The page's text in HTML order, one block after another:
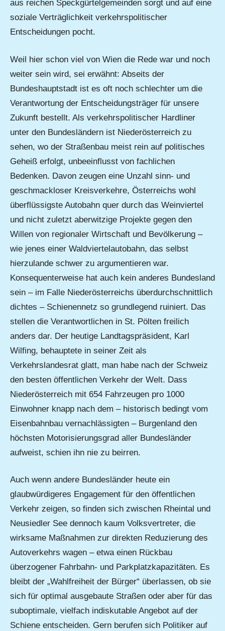
aus reichen Speckgürtelgemeinden sorgt und auf eine
soziale Verträglichkeit verkehrspolitischer
Entscheidungen pocht.
Weil hier schon viel von Wien die Rede war und noch
weiter sein wird, sei erwähnt: Abseits der
Bundeshauptstadt ist es oft noch schlechter um die
Verantwortung der Entscheidungsträger für unsere
Zukunft bestellt. Als verkehrspolitischer Hardliner
unter den Bundesländern ist Niederösterreich zu
sehen, wo der Straßenbau meist rein auf politisches
Geheiß erfolgt, unbeeinflusst von fachlichen
Bedenken. Davon zeugen eine Unzahl sinn- und
geschmackloser Kreisverkehre, Österreichs wohl
überflüssigste Autobahn quer durch das Weinviertel
und nicht zuletzt aberwitzige Projekte gegen den
Willen von regionaler Wirtschaft und Bevölkerung –
wie jenes einer Waldviertelautobahn, das selbst
hierzulande schwer zu argumentieren war.
Konsequenterweise hat auch kein anderes Bundesland
sein – im Falle Niederösterreichs überdurchschnittlich
dichtes – Schienennetz so grundlegend ruiniert. Das
stellen die Verantwortlichen in St. Pölten freilich
anders dar. Der heutige Landtagspräsident, Karl
Wilfing, behauptete in seiner Zeit als
Verkehrslandesrat glatt, man habe nach der Schweiz
den besten öffentlichen Verkehr der Welt. Dass
Niederösterreich mit 654 Fahrzeugen pro 1000
Einwohner knapp nach dem – historisch bedingt vom
Eisenbahnbau vernachlässigten – Burgenland den
höchsten Motorisierungsgrad aller Bundesländer
aufweist, schien ihn nie zu beirren.
Auch wenn andere Bundesländer heute ein
glaubwürdigeres Engagement für den öffentlichen
Verkehr zeigen, so finden sich zwischen Rheintal und
Neusiedler See dennoch kaum Volksvertreter, die
wirksame Maßnahmen zur direkten Reduzierung des
Autoverkehrs wagen – etwa einen Rückbau
überzogener Fahrbahn- und Parkplatzkapazitäten. Es
bleibt der „Wahlfreiheit der Bürger“ überlassen, ob sie
sich für optimal ausgebaute Straßen oder aber für das
suboptimale, vielfach indiskutable Angebot auf der
Schiene entscheiden. Gern berufen sich Politiker auf